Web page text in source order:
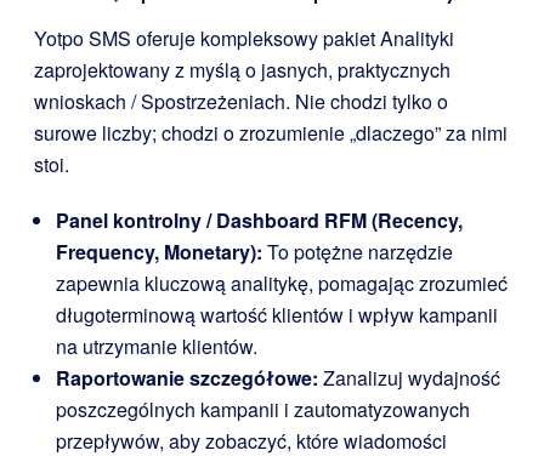
Yotpo SMS oferuje kompleksowy pakiet Analityki
zaprojektowany z myślą o jasnych, praktycznych
wnioskach / Spostrzeżeniach. Nie chodzi tylko o
surowe liczby; chodzi o zrozumienie „dlaczego” za nimi
stoi.
Panel kontrolny / Dashboard RFM (Recency,
Frequency, Monetary): To potężne narzędzie
zapewnia kluczową analitykę, pomagając zrozumieć
długoterminową wartość klientów i wpływ kampanii
na utrzymanie klientów.
Raportowanie szczegółowe: Zanalizuj wydajność
poszczególnych kampanii i zautomatyzowanych
przepływów, aby zobaczyć, które wiadomości